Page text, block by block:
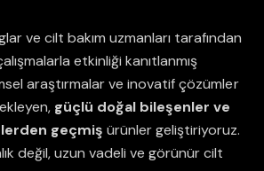
ve cilt bakım uzmanları tarafından
etkinliği kanıtlanmış
araştırmalar ve inovatif çözümler
güçlü doğal bileşenler ve
geçmiş ürünler geliştiriyoruz.
değil, uzun vadeli ve görünür cilt